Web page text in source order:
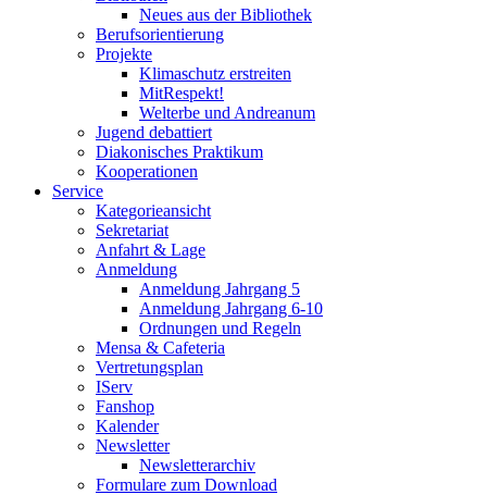
Neues aus der Bibliothek
Berufsorientierung
Projekte
Klimaschutz erstreiten
MitRespekt!
Welterbe und Andreanum
Jugend debattiert
Diakonisches Praktikum
Kooperationen
Service
Kategorieansicht
Sekretariat
Anfahrt & Lage
Anmeldung
Anmeldung Jahrgang 5
Anmeldung Jahrgang 6-10
Ordnungen und Regeln
Mensa & Cafeteria
Vertretungsplan
IServ
Fanshop
Kalender
Newsletter
Newsletterarchiv
Formulare zum Download